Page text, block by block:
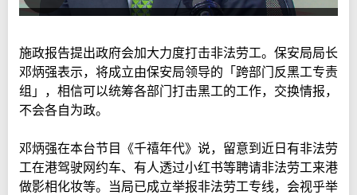
施政报告提出政府会加大力度打击非法劳工。保安局局长
邓炳强表示，将成立由保安局领导的「跨部门反黑工专责
组」，相信可以统筹各部门打击黑工的工作，交换情报，
不会各自为政。
邓炳强在本台节目《千禧年代》说，留意到近日有非法劳
工在港驾驶网约车、有人透过小红书等聘请非法劳工来港
做影相化妆等。当局已成立举报非法劳工专线，会视乎举